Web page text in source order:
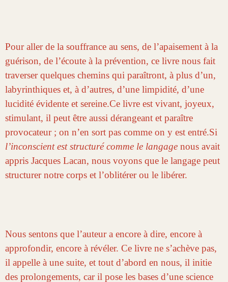
Pour aller de la souffrance au sens, de l’apaisement à la
guérison, de l’écoute à la prévention, ce livre nous fait
traverser quelques chemins qui paraîtront, à plus d’un,
labyrinthiques et, à d’autres, d’une limpidité, d’une
lucidité évidente et sereine.Ce livre est vivant, joyeux,
stimulant, il peut être aussi dérangeant et paraître
provocateur ; on n’en sort pas comme on y est entré.Si
l’inconscient est structuré comme le langage nous avait
appris Jacques Lacan, nous voyons que le langage peut
structurer notre corps et l’oblitérer ou le libérer.
Nous sentons que l’auteura encore à dire, encore à
approfondir, encore à révéler. Ce livre ne s’achève pas,
il appelle à une suite, et tout d’abord en nous, il initie
des prolongements, car il pose les bases d’une science